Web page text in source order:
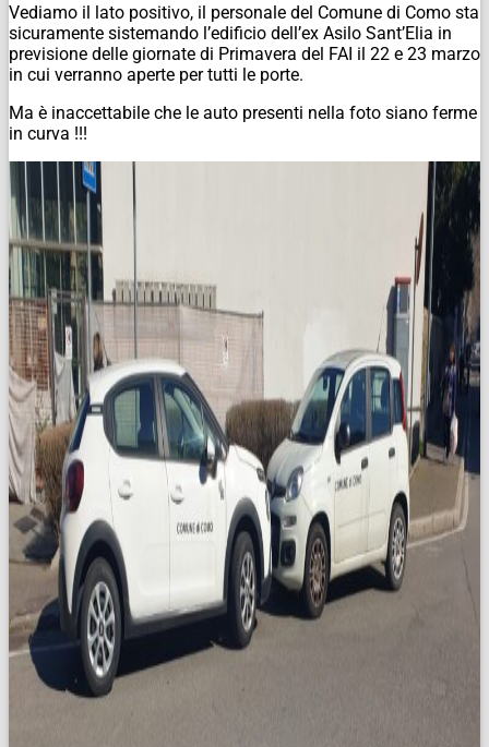
Vediamo il lato positivo, il personale del Comune di Como sta
sicuramente sistemando l’edificio dell’ex Asilo Sant’Elia in
previsione delle giornate di Primavera del FAI il 22 e 23 marzo
in cui verranno aperte per tutti le porte.
Ma è inaccettabile che le auto presenti nella foto siano ferme
in curva !!!